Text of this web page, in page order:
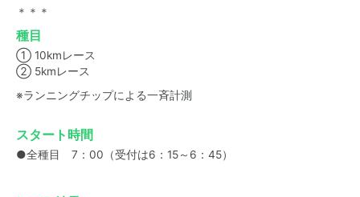
＊＊＊
種目
① 10kmレース
② 5kmレース
※ランニングチップによる一斉計測
スタート時間
●全種目 7：00（受付は6：15～6：45）